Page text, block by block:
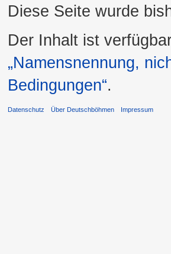
Diese Seite wurde
Der Inhalt ist
„Namensnennung,
Bedingungen“.
Datenschutz Über Deutschböhmen Impressum